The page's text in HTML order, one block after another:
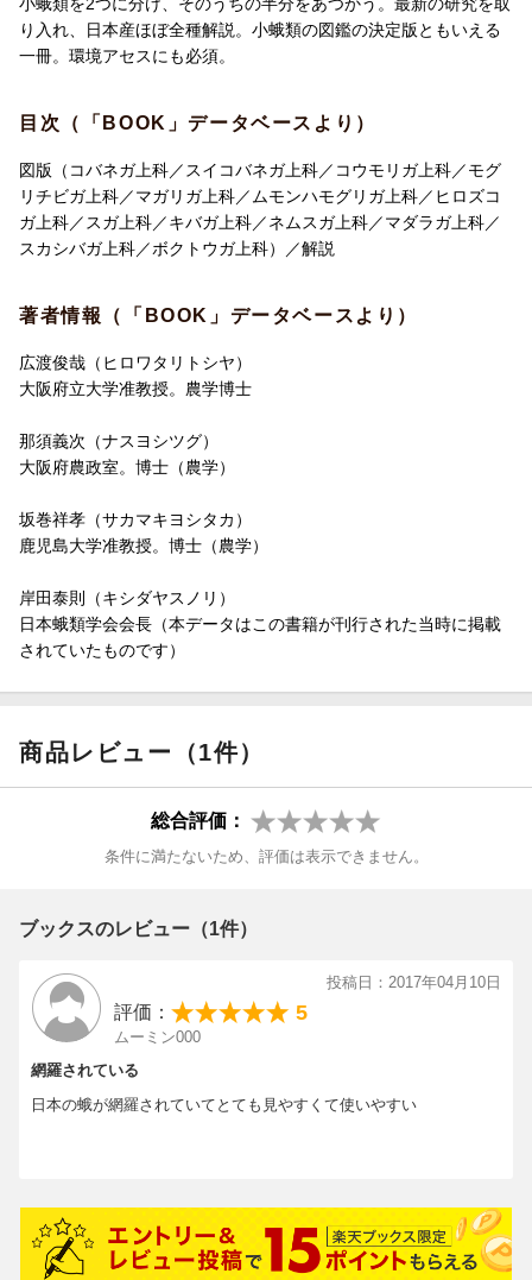
小蛾類を2つに分け、そのうちの半分をあつかう。最新の研究を取
り入れ、日本産ほぼ全種解説。小蛾類の図鑑の決定版ともいえる
一冊。環境アセスにも必須。
目次（「BOOK」データベースより）
図版（コバネガ上科／スイコバネガ上科／コウモリガ上科／モグ
リチビガ上科／マガリガ上科／ムモンハモグリガ上科／ヒロズコ
ガ上科／スガ上科／キバガ上科／ネムスガ上科／マダラガ上科／
スカシバガ上科／ボクトウガ上科）／解説
著者情報（「BOOK」データベースより）
広渡俊哉（ヒロワタリトシヤ）
大阪府立大学准教授。農学博士
那須義次（ナスヨシツグ）
大阪府農政室。博士（農学）
坂巻祥孝（サカマキヨシタカ）
鹿児島大学准教授。博士（農学）
岸田泰則（キシダヤスノリ）
日本蛾類学会会長（本データはこの書籍が刊行された当時に掲載
されていたものです）
商品レビュー（1件）
総合評価：
条件に満たないため、評価は表示できません。
ブックスのレビュー（1件）
投稿日：2017年04月10日
評価： 5
ムーミン000
網羅されている
日本の蛾が網羅されていてとても見やすくて使いやすい